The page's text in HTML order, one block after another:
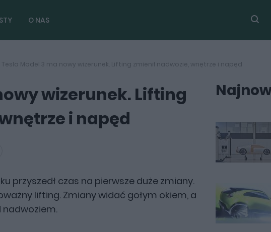
O NAS
Tesla Model 3 ma nowy wizerunek. Lifting zmienił nadwozie, wnętrze i napęd
wizerunek. Lifting
i napęd
przyszedł czas na pierwsze duże zmiany.
lifting. Zmiany widać gołym okiem, a
nadwoziem.